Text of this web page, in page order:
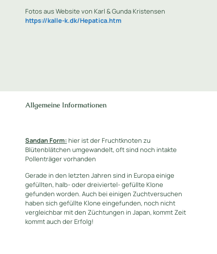
Fotos aus Website von Karl & Gunda Kristensen
https://kalle-k.dk/Hepatica.htm
Allgemeine Informationen
Sandan Form: hier ist der Fruchtknoten zu
Blütenblätchen umgewandelt, oft sind noch intakte
Pollenträger vorhanden
Gerade in den letzten Jahren sind in Europa einige
gefüllten, halb- oder dreiviertel- gefüllte Klone
gefunden worden. Auch bei einigen Zuchtversuchen
haben sich gefüllte Klone eingefunden, noch nicht
vergleichbar mit den Züchtungen in Japan, kommt Zeit
kommt auch der Erfolg!